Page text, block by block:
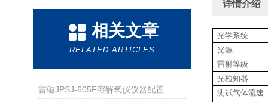
相关文章
RELATED ARTICLES
雷磁JPSJ-605F溶解氧仪仪器配置
详情介绍
光学系统
光源
雷射等级
光检知器
测试气体流速